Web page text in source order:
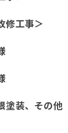
修工事＞
塗装、その他